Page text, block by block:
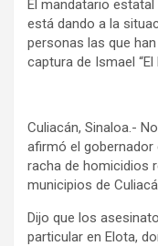
El mandatario
está dando a la
personas las que
captura de Ismael
Culiacán, Sinaloa.-
afirmó el gobernador
racha de homicidios
municipios de
Dijo que los
particular en Elota,